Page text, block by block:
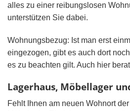
alles zu einer reibungslosen
unterstützen Sie dabei.
Wohnungsbezug: Ist man erst
eingezogen, gibt es auch dort
es zu beachten gilt. Auch hier
Lagerhaus, Möbellager
Fehlt Ihnen am neuen Wohnort